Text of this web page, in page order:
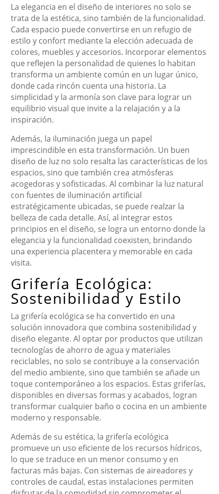
La elegancia en el diseño de interiores no solo se
trata de la estética, sino también de la funcionalidad.
Cada espacio puede convertirse en un refugio de
estilo y confort mediante la elección adecuada de
colores, muebles y accesorios. Incorporar elementos
que reflejen la personalidad de quienes lo habitan
transforma un ambiente común en un lugar único,
donde cada rincón cuenta una historia. La
simplicidad y la armonía son clave para lograr un
equilibrio visual que invite a la relajación y a la
inspiración.
Además, la iluminación juega un papel
imprescindible en esta transformación. Un buen
diseño de luz no solo resalta las características de los
espacios, sino que también crea atmósferas
acogedoras y sofisticadas. Al combinar la luz natural
con fuentes de iluminación artificial
estratégicamente ubicadas, se puede realzar la
belleza de cada detalle. Así, al integrar estos
principios en el diseño, se logra un entorno donde la
elegancia y la funcionalidad coexisten, brindando
una experiencia placentera y memorable en cada
visita.
Grifería Ecológica:
Sostenibilidad y Estilo
La grifería ecológica se ha convertido en una
solución innovadora que combina sostenibilidad y
diseño elegante. Al optar por productos que utilizan
tecnologías de ahorro de agua y materiales
reciclables, no solo se contribuye a la conservación
del medio ambiente, sino que también se añade un
toque contemporáneo a los espacios. Estas griferías,
disponibles en diversas formas y acabados, logran
transformar cualquier baño o cocina en un ambiente
moderno y responsable.
Además de su estética, la grifería ecológica
promueve un uso eficiente de los recursos hídricos,
lo que se traduce en un menor consumo y en
facturas más bajas. Con sistemas de aireadores y
controles de caudal, estas instalaciones permiten